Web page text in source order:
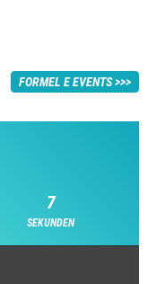
FORMEL E EVENTS
7
SEKUNDEN